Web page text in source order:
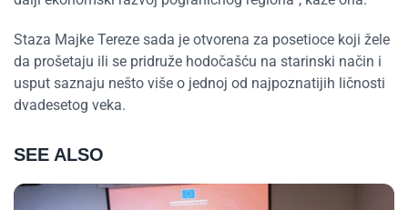
Staza Majke Tereze sada je otvorena za posetioce koji žele
da prošetaju ili se pridruže hodočašću na starinski način i
usput saznaju nešto više o jednoj od najpoznatijih ličnosti
dvadesetog veka.
SEE ALSO